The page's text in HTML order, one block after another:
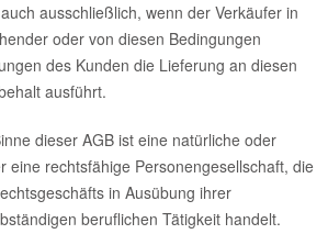
ausschließlich, wenn der Verkäufer in
oder von diesen Bedingungen
des Kunden die Lieferung an diesen
ausführt.
dieser AGB ist eine natürliche oder
eine rechtsfähige Personengesellschaft, die
in Ausübung ihrer
beruflichen Tätigkeit handelt.